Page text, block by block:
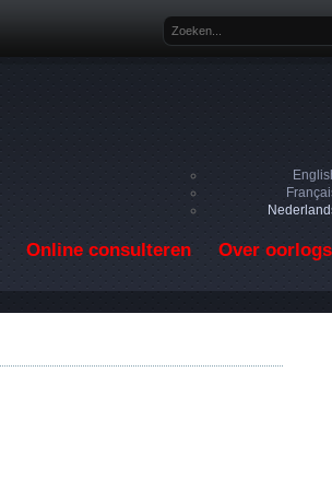
Zoekveld
Online consulteren Over